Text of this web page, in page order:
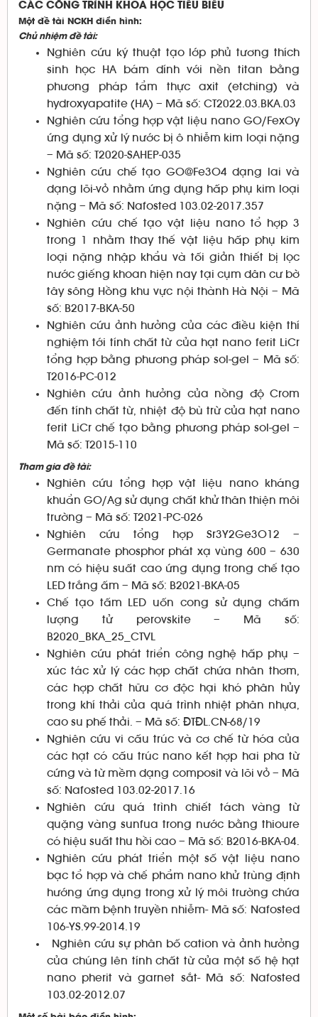
CÁC CÔNG TRÌNH KHOA HỌC TIÊU BIỂU
Một đề tài NCKH điển hình:
Chủ nhiệm đề tài:
Nghiên cứu ký thuật tạo lớp phủ tương thích
sinh học HA bám dính với nền titan bằng
phương pháp tẩm thực axit (etching) và
hydroxyapatite (HA) – Mã số: CT2022.03.BKA.03
Nghiên cứu tổng hợp vật liệu nano GO/FexOy
ứng dụng xử lý nước bị ô nhiễm kim loại nặng
– Mã số: T2020-SAHEP-035
Nghiên cứu chế tạo GO@Fe3O4 dạng lai và
dạng lõi-vỏ nhằm ứng dụng hấp phụ kim loại
nặng – Mã số: Nafosted 103.02-2017.357
Nghiên cứu chế tạo vật liệu nano tổ hợp 3
trong 1 nhằm thay thế vật liệu hấp phụ kim
loại nặng nhập khẩu và tối giản thiết bị lọc
nước giếng khoan hiện nay tại cụm dân cư bờ
tây sông Hồng khu vực nội thành Hà Nội – Mã
số: B2017-BKA-50
Nghiên cứu ảnh hưởng của các điều kiện thí
nghiệm tới tính chất từ của hạt nano ferit LiCr
tổng hợp bằng phương pháp sol-gel – Mã số:
T2016-PC-012
Nghiên cứu ảnh hưởng của nồng độ Crom
đến tính chất từ, nhiệt độ bù trừ của hạt nano
ferit LiCr chế tạo bằng phương pháp sol-gel –
Mã số: T2015-110
Tham gia đề tài:
Nghiên cứu tổng hợp vật liệu nano kháng
khuẩn GO/Ag sử dụng chất khử thân thiện môi
trường – Mã số: T2021-PC-026
Nghiên cứu tổng hợp Sr3Y2Ge3O12 –
Germanate phosphor phát xạ vùng 600 – 630
nm có hiệu suất cao ứng dụng trong chế tạo
LED trắng ấm – Mã số: B2021-BKA-05
Chế tạo tấm LED uốn cong sử dụng chấm
lượng tử perovskite – Mã số:
B2020_BKA_25_CTVL
Nghiên cứu phát triển công nghệ hấp phụ –
xúc tác xử lý các hợp chất chứa nhân thơm,
các hợp chất hữu cơ độc hại khó phân hủy
trong khí thải của quá trình nhiệt phân nhựa,
cao su phế thải. – Mã số: ĐTĐL.CN-68/19
Nghiên cứu vi cấu trúc và cơ chế từ hóa của
các hạt có cấu trúc nano kết hợp hai pha từ
cứng và từ mềm dạng composit và lõi vỏ – Mã
số: Nafosted 103.02-2017.16
Nghiên cứu quá trình chiết tách vàng từ
quặng vàng sunfua trong nước bằng thioure
có hiệu suất thu hồi cao – Mã số: B2016-BKA-04.
Nghiên cứu phát triển một số vật liệu nano
bạc tổ hợp và chế phẩm nano khử trùng định
hướng ứng dụng trong xử lý môi trường chứa
các mầm bệnh truyền nhiễm- Mã số: Nafosted
106-YS.99-2014.19
Nghiên cứu sự phân bố cation và ảnh hưởng
của chúng lên tính chất từ của một số hệ hạt
nano pherit và garnet sắt- Mã số: Nafosted
103.02-2012.07